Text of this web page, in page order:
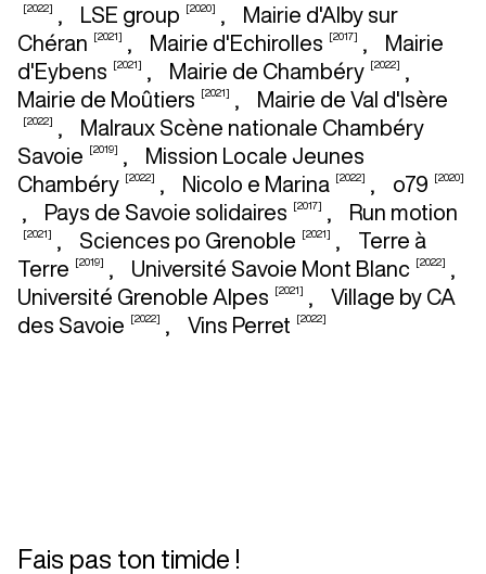
[2022] LSE group [2020]
Mairie d'Alby sur
Chéran
[2021] Mairie d'Echirolles [2017]
Mairie
d'Eybens
[2021] Mairie de Chambéry [2022]
Mairie de Moûtiers
[2021] Mairie de Val d'Isère
[2022]
Malraux Scène nationale Chambéry
Savoie
[2019]
Mission Locale Jeunes
Chambéry [2022] Nicolo e Marina [2022] o79 [2020]
Pays de Savoie solidaires [2017] Run motion
[2021] Sciences po Grenoble [2021]
Terre à
Terre
[2019] Université Savoie Mont Blanc [2022]
Université Grenoble Alpes
[2021]
Village by CA
des Savoie
[2022] Vins Perret [2022]
Fais pas ton timide !